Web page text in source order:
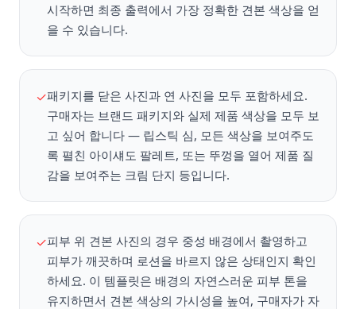
시작하면 최종 출력에서 가장 정확한 견본 색상을 얻
을 수 있습니다.
✓패키지를 닫은 사진과 연 사진을 모두 포함하세요.
구매자는 브랜드 패키지와 실제 제품 색상을 모두 보
고 싶어 합니다 — 립스틱 심, 모든 색상을 보여주도
록 펼친 아이섀도 팔레트, 또는 뚜껑을 열어 제품 질
감을 보여주는 크림 단지 등입니다.
✓피부 위 견본 사진의 경우 중성 배경에서 촬영하고
피부가 깨끗하며 로션을 바르지 않은 상태인지 확인
하세요. 이 템플릿은 배경의 자연스러운 피부 톤을
유지하면서 견본 색상의 가시성을 높여, 구매자가 자